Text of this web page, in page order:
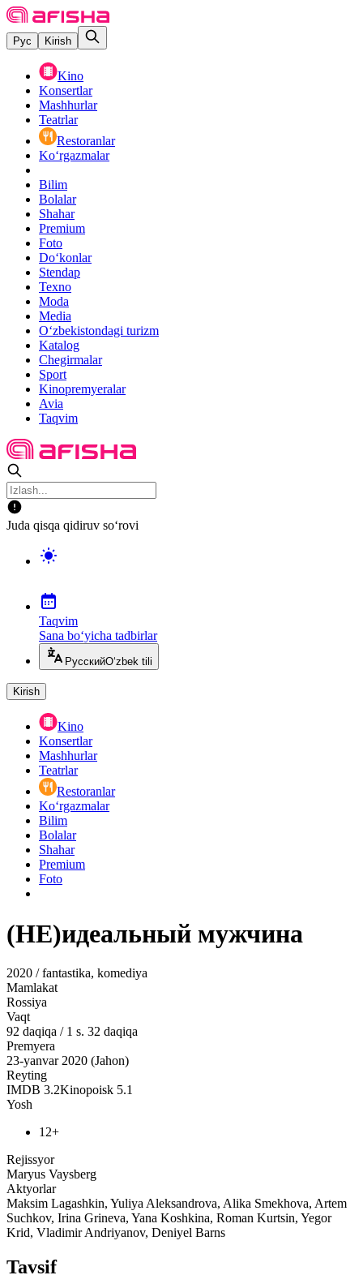
Рус Kirish
Kino
Konsertlar
Mashhurlar
Teatrlar
Restoranlar
Ko‘rgazmalar
Bilim
Bolalar
Shahar
Premium
Foto
Do‘konlar
Stendap
Texno
Moda
Media
O‘zbekistondagi turizm
Katalog
Chegirmalar
Sport
Kinopremyeralar
Avia
Taqvim
Juda qisqa qidiruv so‘rovi
Taqvim
Sana bo‘yicha tadbirlar
РусскийO‘zbek tili
Kirish
Kino
Konsertlar
Mashhurlar
Teatrlar
Restoranlar
Ko‘rgazmalar
Bilim
Bolalar
Shahar
Premium
Foto
(НЕ)идеальный мужчина
2020 / fantastika, komediya
Mamlakat
Rossiya
Vaqt
92 daqiqa / 1 s. 32 daqiqa
Premyera
23-yanvar 2020 (Jahon)
Reyting
IMDB 3.2Kinopoisk 5.1
Yosh
12+
Rejissyor
Maryus Vaysberg
Aktyorlar
Maksim Lagashkin, Yuliya Aleksandrova, Alika Smekhova, Artem
Suchkov, Irina Grineva, Yana Koshkina, Roman Kurtsin, Yegor
Krid, Vladimir Andriyanov, Deniyel Barns
Tavsif